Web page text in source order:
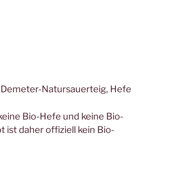
Natursauerteig, Hefe
Bio-Hefe und keine Bio-
ist daher offiziell kein Bio-